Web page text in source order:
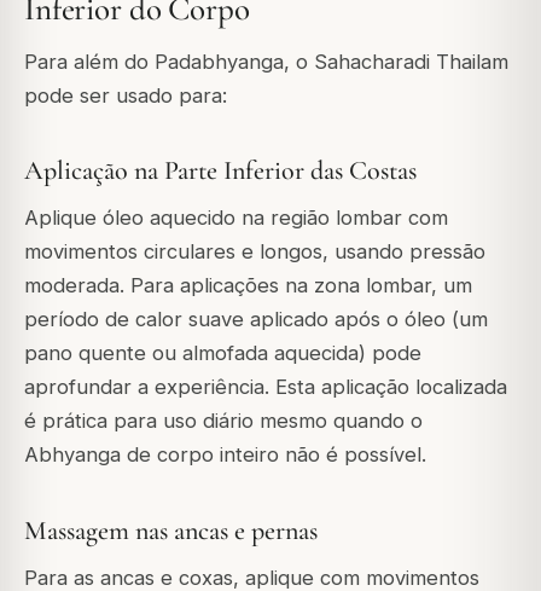
Inferior do Corpo
Para além do Padabhyanga, o Sahacharadi Thailam
pode ser usado para:
Aplicação na Parte Inferior das Costas
Aplique óleo aquecido na região lombar com
movimentos circulares e longos, usando pressão
moderada. Para aplicações na zona lombar, um
período de calor suave aplicado após o óleo (um
pano quente ou almofada aquecida) pode
aprofundar a experiência. Esta aplicação localizada
é prática para uso diário mesmo quando o
Abhyanga de corpo inteiro não é possível.
Massagem nas ancas e pernas
Para as ancas e coxas, aplique com movimentos